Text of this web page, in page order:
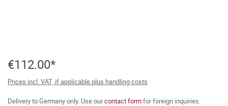
€112.00*
Prices incl. VAT, if applicable plus handling costs
Delivery to Germany only. Use ourcontact formfor foreign inquiries.